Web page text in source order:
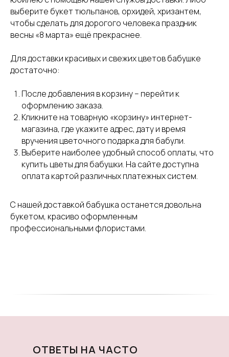
выберите букет тюльпанов, орхидей, хризантем,
чтобы сделать для дорогого человека праздник
весны «8 марта» ещё прекраснее.
Для доставки красивых и свежих цветов бабушке
достаточно:
После добавления в корзину – перейти к
оформлению заказа.
Кликните на товарную «корзину» интернет-
магазина, где укажите адрес, дату и время
вручения цветочного подарка для бабули.
Выберите наиболее удобный способ оплаты, что
купить цветы для бабушки. На сайте доступна
оплата картой различных платежных систем.
С нашей доставкой бабушка останется довольна
букетом, красиво оформленным
профессиональными флористами.
ОТВЕТЫ НА ЧАСТО